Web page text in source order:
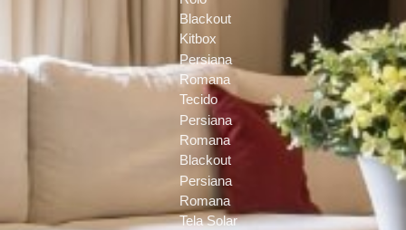
Blackout
Kitbox
Persiana
Romana
Tecido
Persiana
Romana
Blackout
Persiana
Romana
Tela Solar